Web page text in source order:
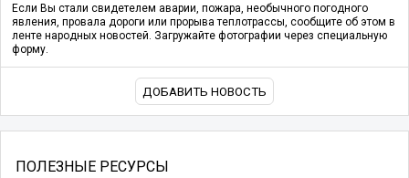
Если Вы стали свидетелем аварии, пожара, необычного погодного
явления, провала дороги или прорыва теплотрассы, сообщите об этом в
ленте народных новостей. Загружайте фотографии через специальную
форму.
ДОБАВИТЬ НОВОСТЬ
ПОЛЕЗНЫЕ РЕСУРСЫ